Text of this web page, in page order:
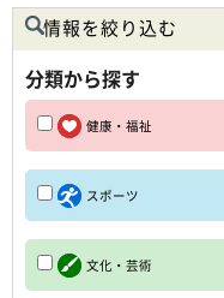
情報を絞り込む
分類から探す
健康・福祉
スポーツ
文化・芸術